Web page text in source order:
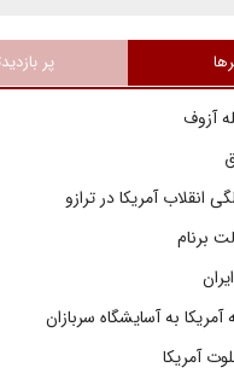
پر
آزوف
انقلاب آمریکا در ترازو
برنام
به آسایشگاه سربازان
آمریکا